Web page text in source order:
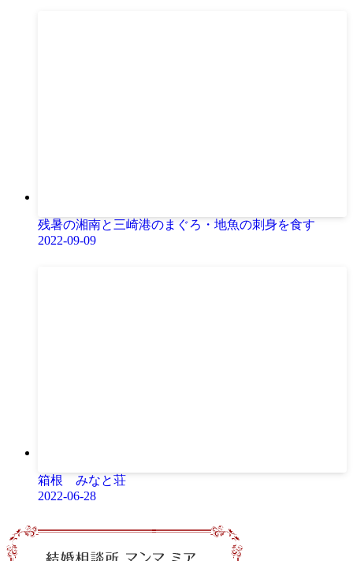
残暑の湘南と三崎港のまぐろ・地魚の刺身を食す
2022-09-09
箱根 みなと荘
2022-06-28